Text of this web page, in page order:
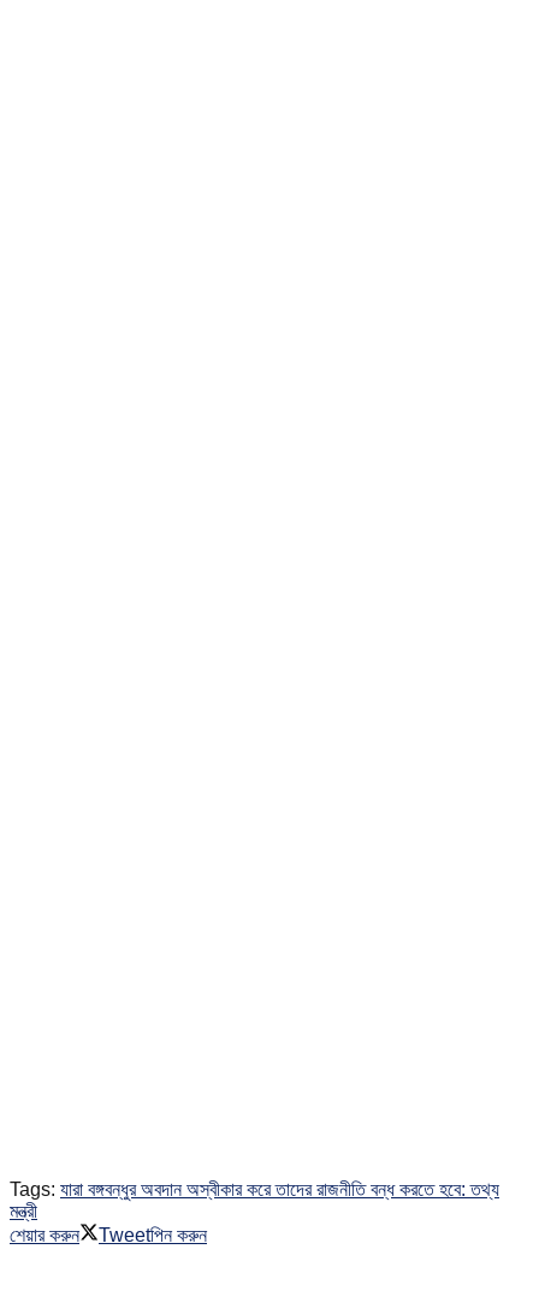
Tags: যারা বঙ্গবন্ধুর অবদান অস্বীকার করে তাদের রাজনীতি বন্ধ করতে হবে: তথ্য
মন্ত্রী
শেয়ার করুন
Tweetপিন করুন